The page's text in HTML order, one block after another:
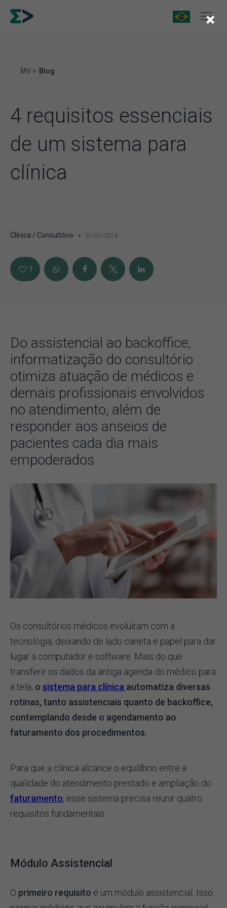
MV > Blog
4 requisitos essenciais
de um sistema para
clínica
Clínica / Consultório 30/01/2018
1
Do assistencial ao backoffice,
informatização do consultório
otimiza atuação de médicos e
demais profissionais envolvidos
no atendimento, além de
responder aos anseios de
pacientes cada dia mais
empoderados
Os consultórios médicos evoluíram com a
tecnologia, deixando de lado caneta e papel para dar
lugar a computador e software. Mais do que
transferir os dados da antiga agenda do médico para
a tela, o sistema para clínica automatiza diversas
rotinas, tanto assistenciais quanto de backoffice,
contemplando desde o agendamento ao
faturamento dos procedimentos.
Para que a clínica alcance o equilíbrio entre a
qualidade do atendimento prestado e ampliação do
faturamento, esse sistema precisa reunir quatro
requisitos fundamentais.
Módulo Assistencial
O primeiro requisito é um módulo assistencial. Isso
×